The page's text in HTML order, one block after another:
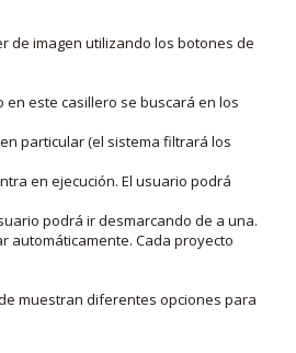
de imagen utilizando los botones de
en este casillero se buscará en los
particular (el sistema filtrará los
en ejecución. El usuario podrá
podrá ir desmarcando de a una.
automáticamente. Cada proyecto
muestran diferentes opciones para